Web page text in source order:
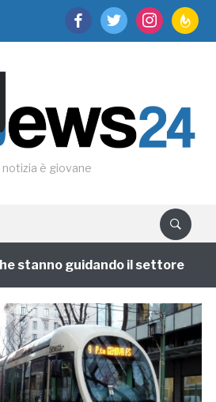
facebooktwitter instagram
notizia è giovane
guidando il settore